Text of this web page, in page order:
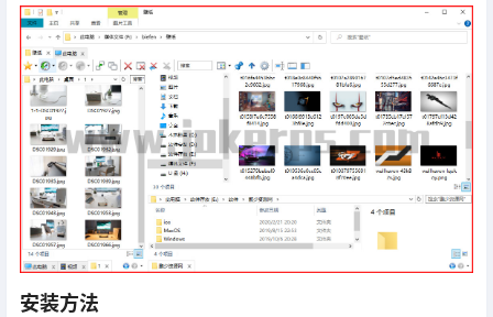
安装方法